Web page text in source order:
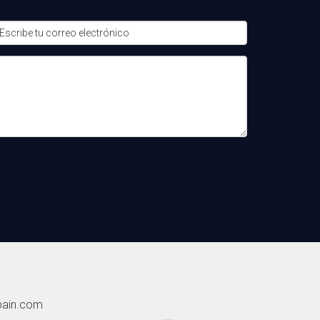
las ventas.
interacciones con los clientes. Además,
del equipo. Muchos proveedores